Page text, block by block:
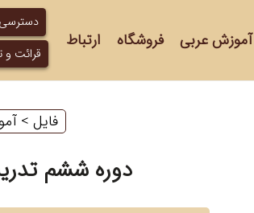
آموزش عربی فروشگاه ارتباط
قرائت و
‌ > ‌فایل
دوره ششم